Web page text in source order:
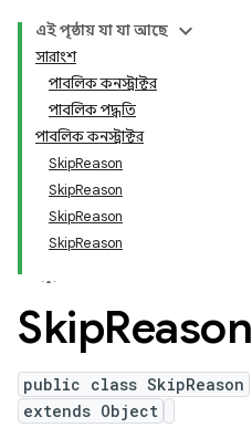
এই পৃষ্ঠায় যা যা আছে
সারাংশ
পাবলিক কনস্ট্রাক্টর
পাবলিক পদ্ধতি
পাবলিক কনস্ট্রাক্টর
SkipReason
SkipReason
SkipReason
SkipReason
SkipReason
public class SkipReason
extends Object